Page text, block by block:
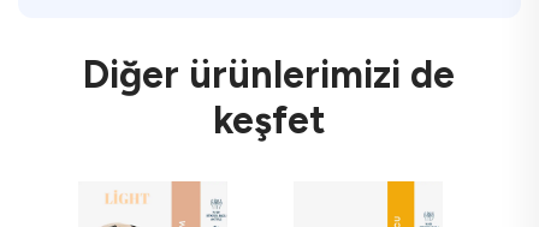
Diğer ürünlerimizi de
keşfet